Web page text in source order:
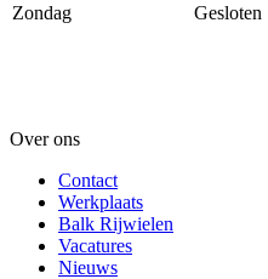
Zondag
Gesloten
Over ons
Contact
Werkplaats
Balk Rijwielen
Vacatures
Nieuws